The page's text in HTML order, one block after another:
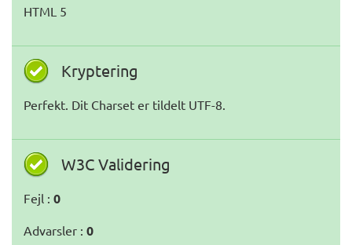
HTML 5
Kryptering
Perfekt. Dit Charset er tildelt UTF-8.
W3C Validering
Fejl : 0
Advarsler : 0